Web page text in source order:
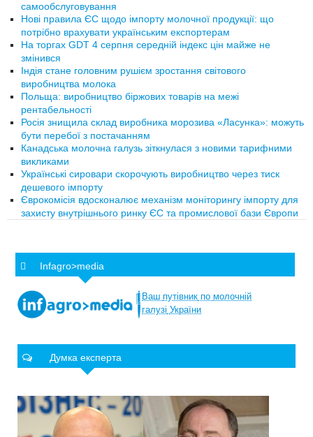
самообслуговування
Нові правила ЄС щодо імпорту молочної продукції: що
потрібно врахувати українським експортерам
На торгах GDT 4 серпня середній індекс цін майже не
змінився
Індія стане головним рушієм зростання світового
виробництва молока
Польща: виробництво біржових товарів на межі
рентабельності
Росія знищила склад виробника морозива «Ласунка»: можуть
бути перебої з постачанням
Канадська молочна галузь зіткнулася з новими тарифними
викликами
Українські сировари скорочують виробництво через тиск
дешевого імпорту
Єврокомісія вдосконалює механізм моніторингу імпорту для
захисту внутрішнього ринку ЄС та промислової бази Європи
Infagro>media
Ваш путівник по молочній
галузі України
Думка експерта